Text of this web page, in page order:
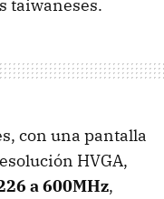
taiwaneses.
con una pantalla
HVGA,
a 600MHz,